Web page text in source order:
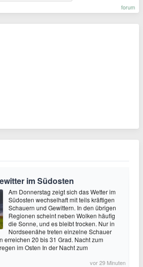
forum
im Südosten
Am Donnerstag zeigt sich das Wetter im
Südosten wechselhaft mit teils kräftigen
Schauern und Gewittern. In den übrigen
Regionen scheint neben Wolken häufig
die Sonne, und es bleibt trocken. Nur in
Nordseenähe treten einzelne Schauer
erreichen 20 bis 31 Grad. Nacht zum
im Osten In der Nacht zum
vor 29 Minuten